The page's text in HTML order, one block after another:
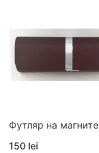
Футляр на магните
150 lei